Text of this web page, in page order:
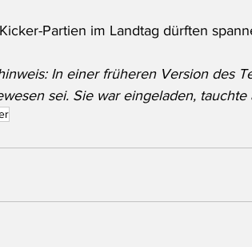
Partien im Landtag dürften
In einer früheren Version des
sei. Sie war eingeladen, tauchte